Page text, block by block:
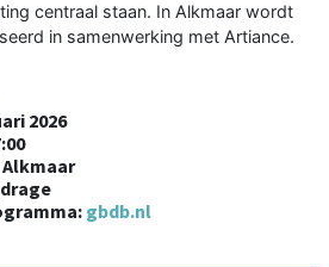
centraal staan. In Alkmaar wordt
in samenwerking met Artiance.
2026
gbdb.nl